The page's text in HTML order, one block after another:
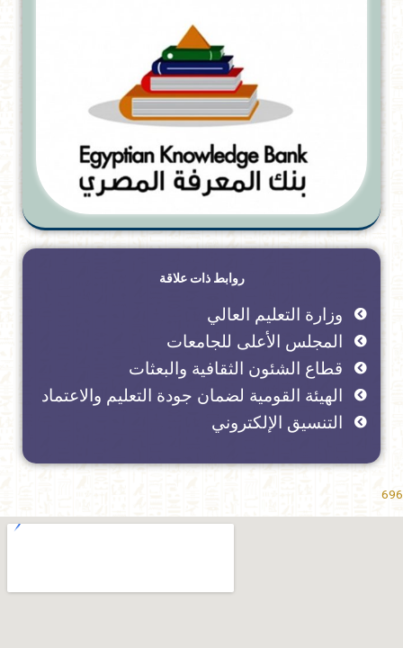
روابط ذات علاقة
وزارة التعليم العالي
المجلس الأعلى للجامعات
قطاع الشئون الثقافية والبعثات
الهيئة القومية لضمان جودة التعليم والاعتماد
التنسيق الإلكتروني
696